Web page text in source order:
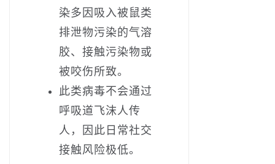
染多因吸入被鼠类
排泄物污染的气溶
胶、接触污染物或
被咬伤所致。
此类病毒‌不会通过
呼吸道飞沫人传
人‌，因此日常社交
接触风险极低。